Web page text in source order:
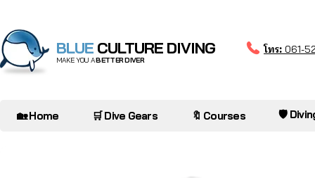
BLUE CULTURE DIVING
MAKE YOU ABETTER DIVER
โทร: 061-
🏡 Home 🛒 Dive Gears 🔖 Courses 🛡️